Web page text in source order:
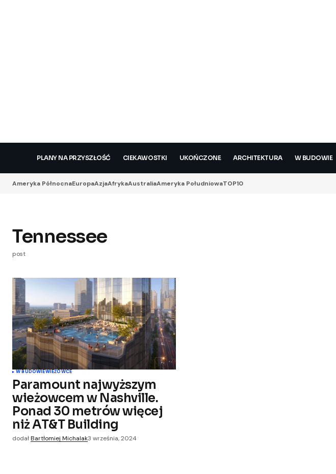
PLANY NA PRZYSZŁOŚĆ CIEKAWOSTKI UKOŃCZONE ARCHITEKTURA W BUDOWIE
Ameryka PółnocnaEuropaAzjaAfrykaAustraliaAmeryka PołudniowaTOP10
Tennessee
post
W BUDOWIEWIEŻOWCE
Paramount najwyższym
wieżowcem w Nashville.
Ponad 30 metrów więcej
niż AT&T Building
dodałBartłomiej Michalak3 września, 2024